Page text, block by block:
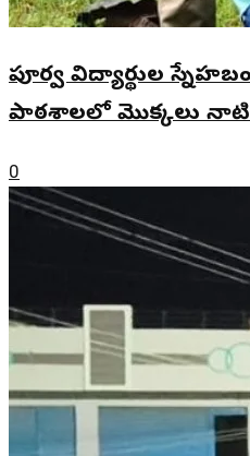
పూర్వ విద్యార్థుల
పాఠశాలలో మొక్కలు నాటి
0